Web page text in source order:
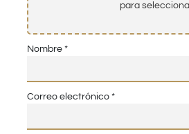
para
Nombre *
Correo electrónico *